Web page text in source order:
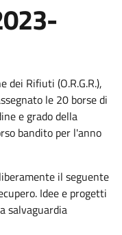
dei Rifiuti (O.R.G.R.),
le 20 borse di
e grado della
bandito per l'anno
il seguente
Idee e progetti
salvaguardia